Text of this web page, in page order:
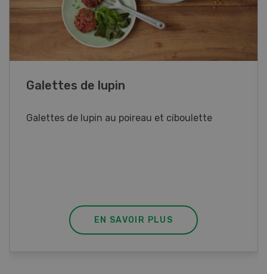
Galettes de lupin
Galettes de lupin au poireau et ciboulette
EN SAVOIR PLUS